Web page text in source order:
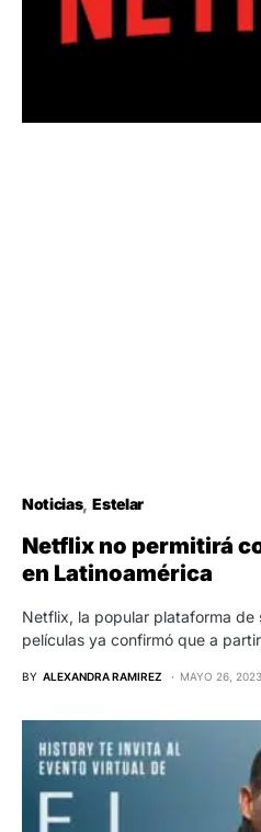
Noticias Estelar
Netflix no permitirá
en Latinoamérica
Netflix, la popular plataforma de
películas ya confirmó que a
BY ALEXANDRA RAMIREZ MAYO 26, 2023